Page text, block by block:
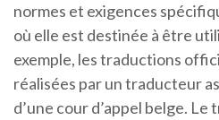
normes et exigences
où elle est destinée à être
exemple, les traductions
réalisées par un traducteur
d’une cour d’appel belge.